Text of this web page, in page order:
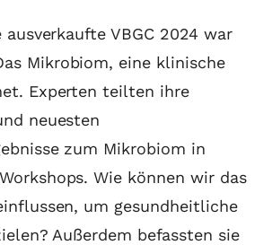
ausverkaufte VBGC 2024 war
Mikrobiom, eine klinische
Experten teilten ihre
neuesten
zum Mikrobiom in
Wie können wir das
um gesundheitliche
Außerdem befassten sie